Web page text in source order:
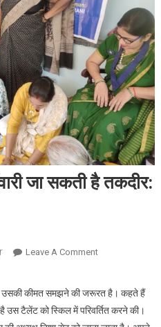
जा सकती है तकदीर:
Leave A CommentOn
से
भी
उसकी कीमत समझने की जरूरत है। कहते हैं
उस टैलेंट को स्किल में परिवर्तित करने की।